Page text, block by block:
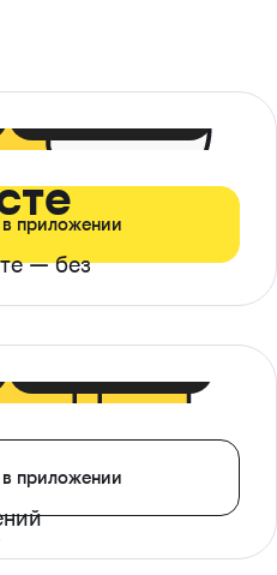
— без
приложении
приложении